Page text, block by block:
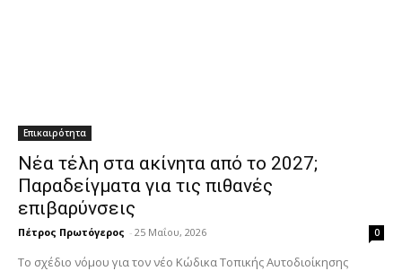
Επικαιρότητα
Νέα τέλη στα ακίνητα από το 2027;
Παραδείγματα για τις πιθανές
επιβαρύνσεις
Πέτρος Πρωτόγερος - 25 Μαΐου, 2026 0
Το σχέδιο νόμου για τον νέο Κώδικα Τοπικής Αυτοδιοίκησης